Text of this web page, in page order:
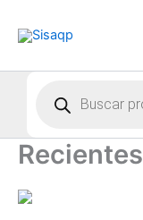
Recientes